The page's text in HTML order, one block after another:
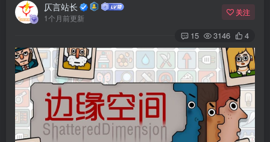
仄言站长
1个月前更新
关注
15 3146 4